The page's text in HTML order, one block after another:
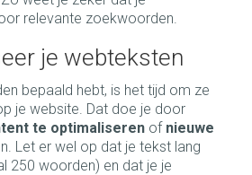
relevante zoekwoorden.
je webteksten
bepaald hebt, is het tijd om ze
je website. Dat doe je door
te optimaliseren of nieuwe
Let er wel op dat je tekst lang
250 woorden) en dat je je